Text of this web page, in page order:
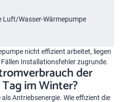
Luft/Wasser-Wärmepumpe
nicht effizient arbeitet, liegen
Installationsfehler zugrunde.
der
im Winter?
Antriebsenergie. Wie effizient die